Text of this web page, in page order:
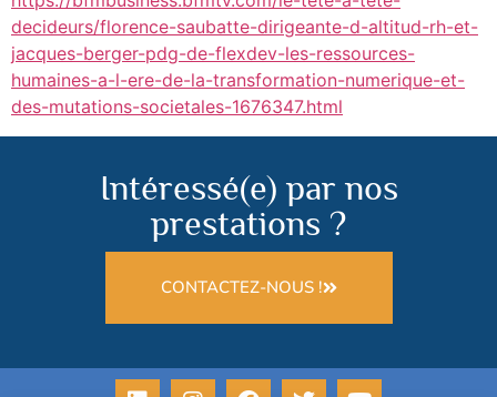
decideurs/florence-saubatte-dirigeante-d-altitud-rh-et-
jacques-berger-pdg-de-flexdev-les-ressources-
humaines-a-l-ere-de-la-transformation-numerique-et-
des-mutations-societales-1676347.html
Intéressé(e) par nos
prestations ?
CONTACTEZ-NOUS !